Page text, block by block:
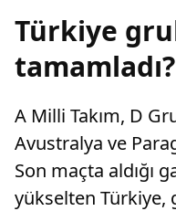
Türkiye
tamamladı?
A Milli Takım, D
Avustralya ve
Son maçta aldığı
yükselten Türkiye,